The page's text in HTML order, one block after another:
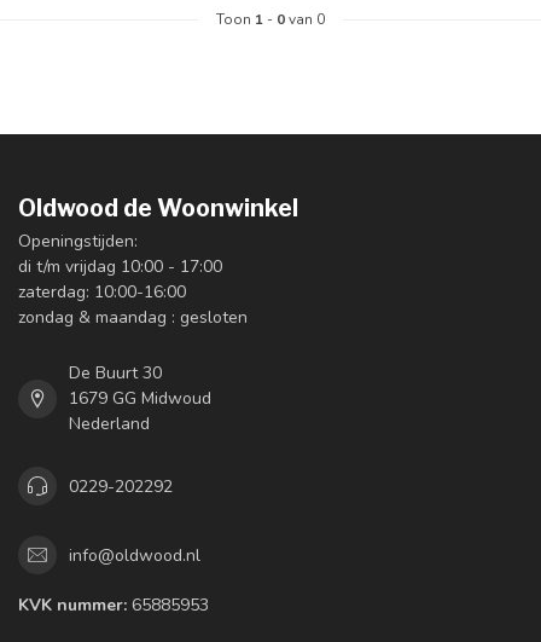
Toon 1 - 0van 0
Oldwood de Woonwinkel
Openingstijden:
di t/m vrijdag 10:00 - 17:00
zaterdag: 10:00-16:00
zondag & maandag : gesloten
De Buurt 30
1679 GG Midwoud
Nederland
0229-202292
info@oldwood.nl
KVK nummer: 65885953